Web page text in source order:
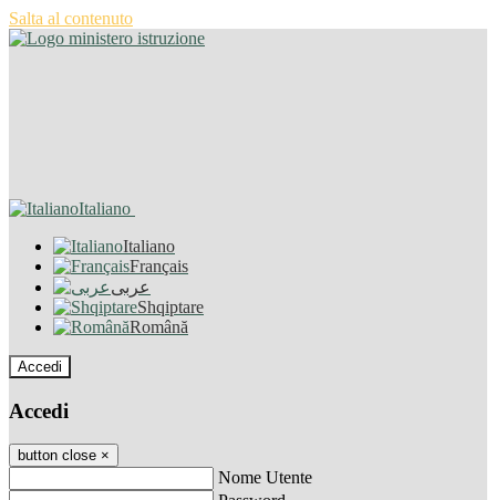
Salta al contenuto
Italiano
Italiano
Français
عربى
Shqiptare
Română
Accedi
Accedi
button close ×
Nome Utente